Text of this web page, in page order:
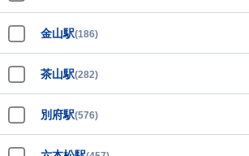
金山駅(186)
茶山駅(282)
別府駅(576)